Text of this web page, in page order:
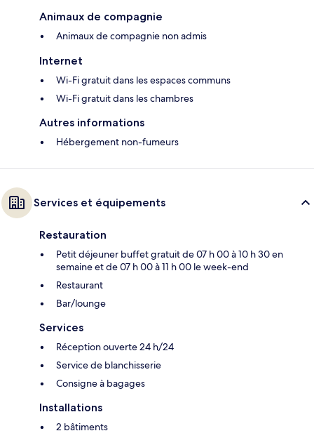
Animaux de compagnie
Animaux de compagnie non admis
Internet
Wi-Fi gratuit dans les espaces communs
Wi-Fi gratuit dans les chambres
Autres informations
Hébergement non-fumeurs
Services et équipements
Restauration
Petit déjeuner buffet gratuit de 07 h 00 à 10 h 30 en
semaine et de 07 h 00 à 11 h 00 le week-end
Restaurant
Bar/lounge
Services
Réception ouverte 24 h/24
Service de blanchisserie
Consigne à bagages
Installations
2 bâtiments